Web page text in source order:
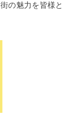
の魅力を皆様と